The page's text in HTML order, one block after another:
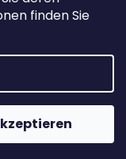
finden Sie
Kontakt
vorbehalten.